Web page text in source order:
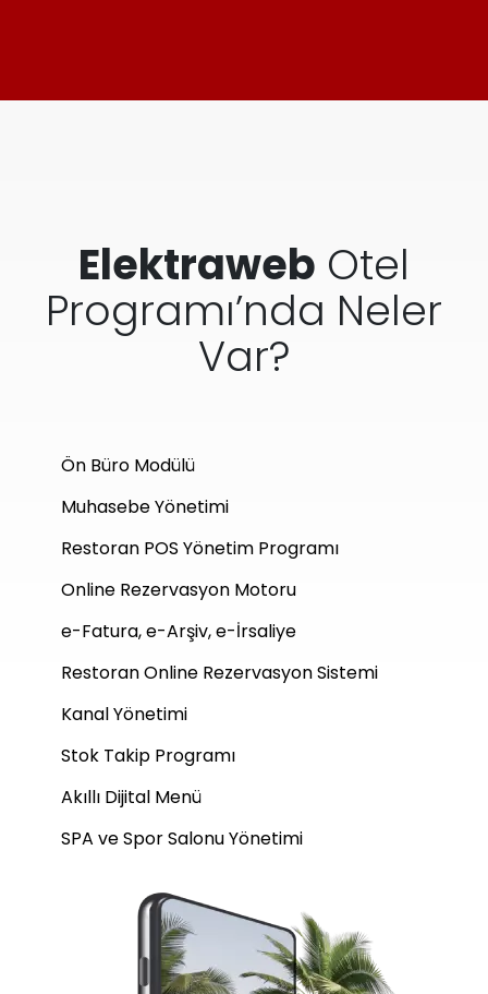
Elektraweb Otel
Programı’nda Neler
Var?
Ön Büro Modülü
Muhasebe Yönetimi
Restoran POS Yönetim Programı
Online Rezervasyon Motoru
e-Fatura, e-Arşiv, e-İrsaliye
Restoran Online Rezervasyon Sistemi
Kanal Yönetimi
Stok Takip Programı
Akıllı Dijital Menü
SPA ve Spor Salonu Yönetimi